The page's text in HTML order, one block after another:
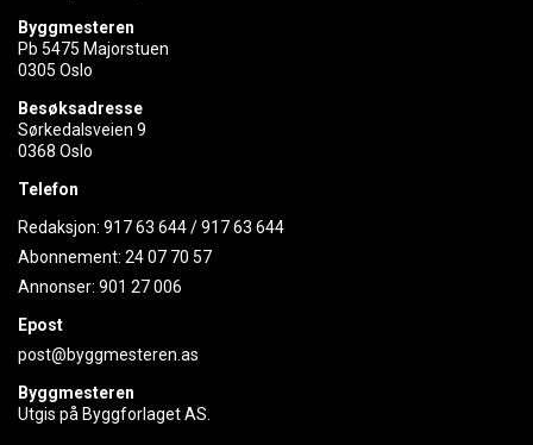
Byggmesteren
Pb 5475 Majorstuen
0305 Oslo
Besøksadresse
Sørkedalsveien 9
0368 Oslo
Telefon
Redaksjon: 917 63 644/917 63 644
Abonnement: 24 07 70 57
Annonser: 901 27 006
Epost
post@byggmesteren.as
Byggmesteren
Utgis på Byggforlaget AS.